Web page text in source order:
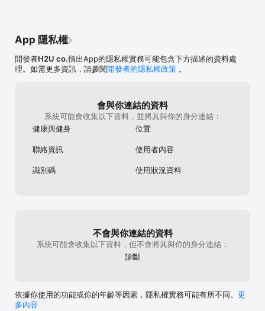
可查看健行筆記網站上全台最完整登山健行路線資料庫以及戶外活
特點：
紀錄個人登山健行軌跡紀錄、沿途可打卡、標點與拍照並可搭配照片
或每月臺灣特有種植物分享成就
紀錄軌跡時沿途所拍之照片可保留於APP內以及手機中
可由健行筆記網站GPX資料庫、路線資料庫、外部匯入他人紀錄之軌
可同時匯入他人紀錄與記錄自己的軌跡
查看全台戶外活動資訊
手機GPS雖然能增加在戶外活動的安全，但僅供輔助使用，登山需依
實際狀況判斷處置，以免發生危險，並自負風險。行進間切勿查看手
機，需查看手機時，應於安全地點並停下腳步。
App 隱私權
開發者H2U co.指出App的隱私權實務可能包含下方描述的資料處
理。如需更多資訊，請參閱開發者的隱私權政策 。
會與你連結的資料
系統可能會收集以下資料，並將其與你的身分連結：
健康與健身
位置
聯絡資訊 使用者內容
識別碼 使用狀況資料
不會與你連結的資料
系統可能會收集以下資料，但不會將其與你的身分連結：
診斷
依據你使用的功能或你的年齡等因素，隱私權實務可能有所不同。 更
多內容